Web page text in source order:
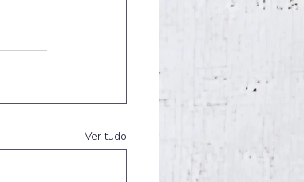
Ver tudo